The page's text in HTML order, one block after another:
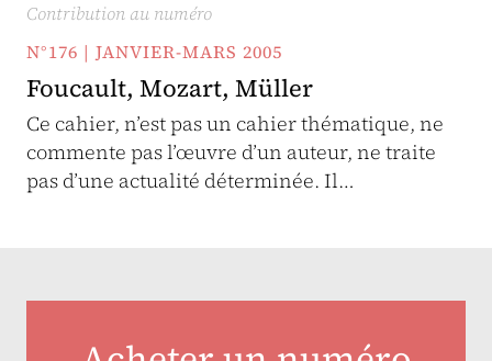
Contribution au numéro
N°176 | JANVIER-MARS 2005
Foucault, Mozart, Müller
Ce cahier, n’est pas un cahier thématique, ne
commente pas l’œuvre d’un auteur, ne traite
pas d’une actualité déterminée. Il…